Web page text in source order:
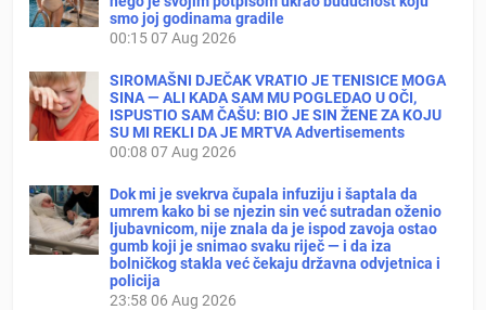
smo joj godinama gradile
00:1507 Aug 2026
SIROMAŠNI DJEČAK VRATIO JE TENISICE MOGA
SINA — ALI KADA SAM MU POGLEDAO U OČI,
ISPUSTIO SAM ČAŠU: BIO JE SIN ŽENE ZA KOJU
SU MI REKLI DA JE MRTVA Advertisements
00:08 07 Aug 2026
Dok mi je svekrva čupala infuziju i šaptala da
umrem kako bi se njezin sin već sutradan oženio
ljubavnicom, nije znala da je ispod zavoja ostao
gumb koji je snimao svaku riječ — i da iza
bolničkog stakla već čekaju državna odvjetnica i
policija
23:58 06 Aug 2026